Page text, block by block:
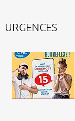
URGENCES